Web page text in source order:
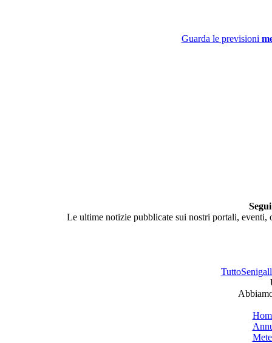
Guarda le previsioni
Le ultime notizie pubblicate sui nostri portali,